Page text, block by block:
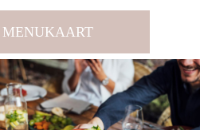
MENUKAART